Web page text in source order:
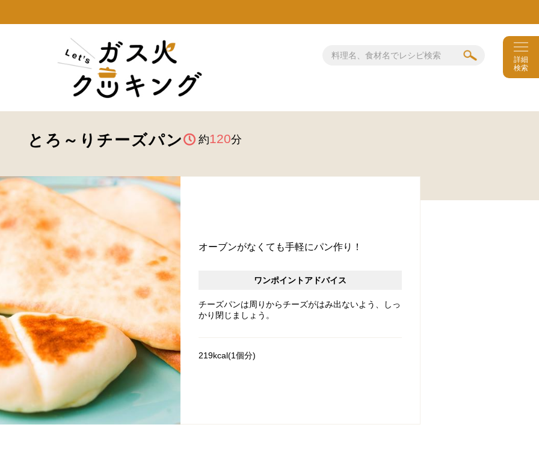
詳細
検索
とろ～りチーズパン 約120分
オーブンがなくても手軽にパン作り！
ワンポイントアドバイス
チーズパンは周りからチーズがはみ出ないよう、しっ
かり閉じましょう。
219kcal(1個分)